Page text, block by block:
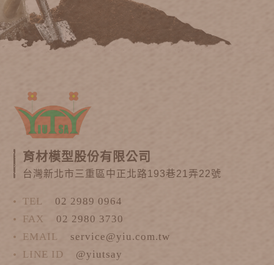
育材模型股份有限公司
台灣新北市三重區中正北路193巷21弄22號
TEL
02 2989 0964
FAX
02 2980 3730
EMAIL
service@yiu.com.tw
LINE ID
@yiutsay